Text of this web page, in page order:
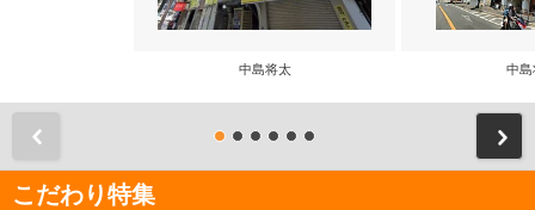
中島将太 中島
こだわり特集